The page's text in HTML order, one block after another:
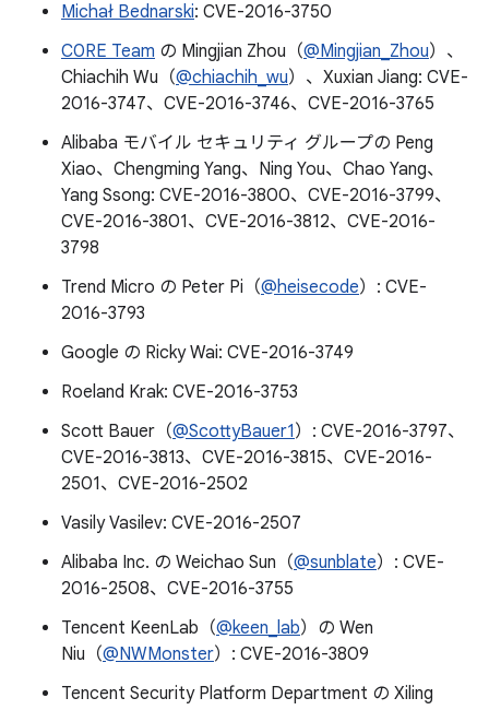
Michał Bednarski: CVE-2016-3750
C0RE Team の Mingjian Zhou（@Mingjian_Zhou）、
Chiachih Wu（@chiachih_wu）、Xuxian Jiang: CVE-
2016-3747、CVE-2016-3746、CVE-2016-3765
Alibaba モバイル セキュリティ グループの Peng
Xiao、Chengming Yang、Ning You、Chao Yang、
Yang Ssong: CVE-2016-3800、CVE-2016-3799、
CVE-2016-3801、CVE-2016-3812、CVE-2016-
3798
Trend Micro の Peter Pi（@heisecode）: CVE-
2016-3793
Google の Ricky Wai: CVE-2016-3749
Roeland Krak: CVE-2016-3753
Scott Bauer（@ScottyBauer1）: CVE-2016-3797、
CVE-2016-3813、CVE-2016-3815、CVE-2016-
2501、CVE-2016-2502
Vasily Vasilev: CVE-2016-2507
Alibaba Inc. の Weichao Sun（@sunblate）: CVE-
2016-2508、CVE-2016-3755
Tencent KeenLab（@keen_lab）の Wen
Niu（@NWMonster）: CVE-2016-3809
Tencent Security Platform Department の Xiling